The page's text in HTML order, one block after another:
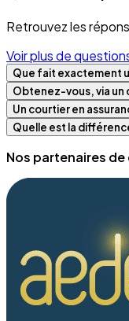
Retrouvez les
Voir plus de
Que fait exactement
Obtenez-vous, via un
Un courtier en
Quelle est la
Nos partenaires